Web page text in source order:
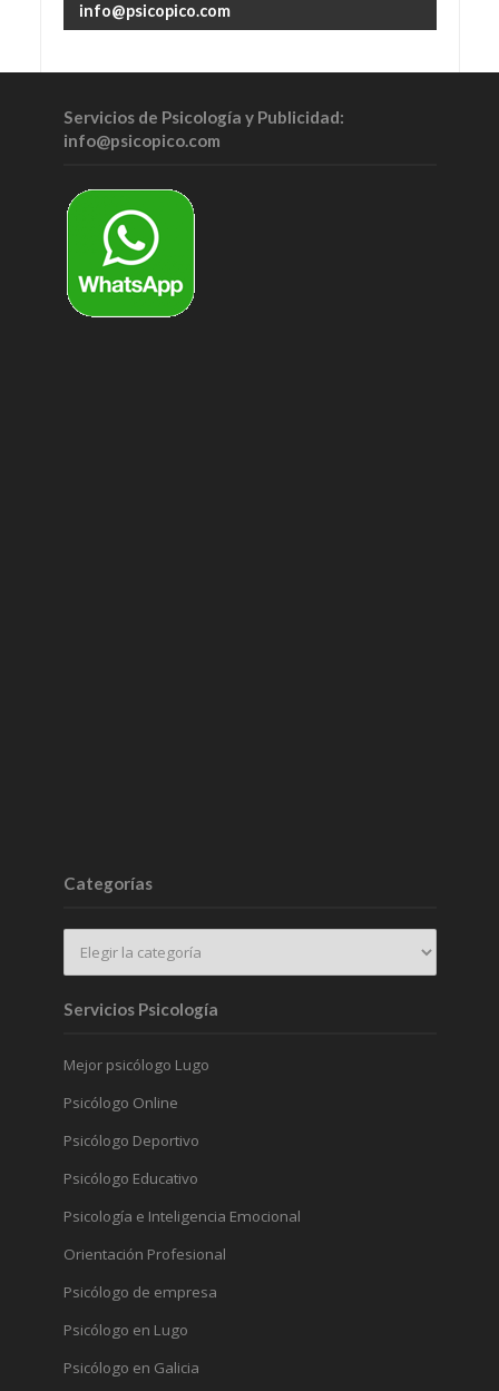
info@psicopico.com
Servicios de Psicología y Publicidad:
info@psicopico.com
Categorías
Servicios Psicología
Mejor psicólogo Lugo
Psicólogo Online
Psicólogo Deportivo
Psicólogo Educativo
Psicología e Inteligencia Emocional
Orientación Profesional
Psicólogo de empresa
Psicólogo en Lugo
Psicólogo en Galicia